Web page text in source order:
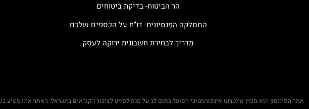
הר הביטוח- בדיקת ביטוחים
המסלקה הפנסיונית- דו"ח על הכספים שלכם
מדריך לבחירת חשבונית ירוקה לעסק
אתר הפיננסון הוא מגזין אינטרנט אינפורמטיבי הפועל בתום לב על מנת לסייע לציבור הקוראים בישראל. האתר אינו